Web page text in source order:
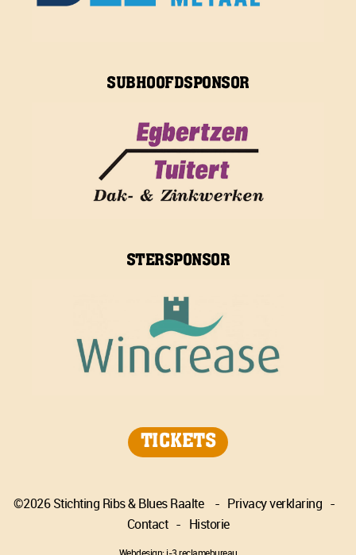
SUBHOOFDSPONSOR
STERSPONSOR
TICKETS
©2026 Stichting Ribs & Blues Raalte - Privacy verklaring -
Contact - Historie